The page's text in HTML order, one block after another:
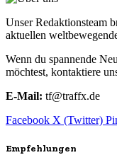
Unser Redaktionsteam
aktuellen
Wenn du spannende
möchtest, kontaktiere
E-Mail: tf@traffx.de
Facebook X (Twitter)
Empfehlungen